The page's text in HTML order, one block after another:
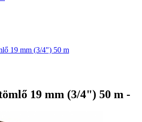
19 mm (3/4") 50 m
19 mm (3/4") 50 m -